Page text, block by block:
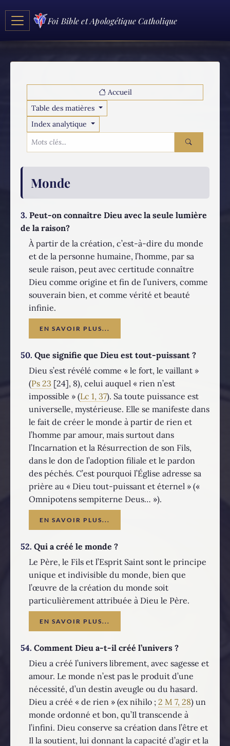
Foi Bible et Apologétique Catholique
Accueil
Table des matières
Index analytique
Monde
3. Peut-on connaître Dieu avec la seule lumière
de la raison?
À partir de la création, c’est-à-dire du monde
et de la personne humaine, l’homme, par sa
seule raison, peut avec certitude connaître
Dieu comme origine et fin de l’univers, comme
souverain bien, et comme vérité et beauté
infinie.
EN SAVOIR PLUS...
50. Que signifie que Dieu est tout-puissant ?
Dieu s’est révélé comme « le fort, le vaillant »
(Ps 23 [24], 8), celui auquel « rien n’est
impossible » (Lc 1, 37). Sa toute puissance est
universelle, mystérieuse. Elle se manifeste dans
le fait de créer le monde à partir de rien et
l’homme par amour, mais surtout dans
l’Incarnation et la Résurrection de son Fils,
dans le don de l’adoption filiale et le pardon
des péchés. C’est pourquoi l’Église adresse sa
prière au « Dieu tout-puissant et éternel » («
Omnipotens sempiterne Deus… »).
EN SAVOIR PLUS...
52. Qui a créé le monde ?
Le Père, le Fils et l’Esprit Saint sont le principe
unique et indivisible du monde, bien que
l’œuvre de la création du monde soit
particulièrement attribuée à Dieu le Père.
EN SAVOIR PLUS...
54. Comment Dieu a-t-il créé l’univers ?
Dieu a créé l’univers librement, avec sagesse et
amour. Le monde n’est pas le produit d’une
nécessité, d’un destin aveugle ou du hasard.
Dieu a créé « de rien » (ex nihilo ; 2 M 7, 28) un
monde ordonné et bon, qu’Il transcende à
l’infini. Dieu conserve sa création dans l’être et
Il la soutient, lui donnant la capacité d’agir et la